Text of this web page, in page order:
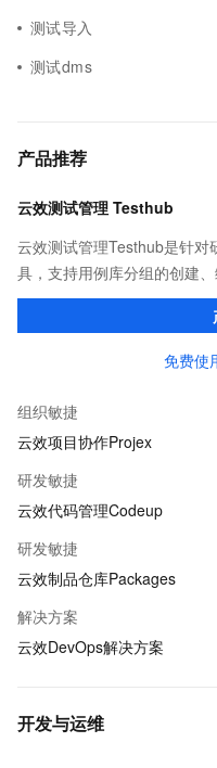
测试导入
测试dms
产品推荐
云效测试管理 Testhub
云效测试管理Testhub是针
具，支持用例库分组的创建
目管理中测试用例重复撰写
免费使
组织敏捷
云效项目协作Projex
研发敏捷
云效代码管理Codeup
研发敏捷
云效制品仓库Packages
解决方案
云效DevOps解决方案
开发与运维